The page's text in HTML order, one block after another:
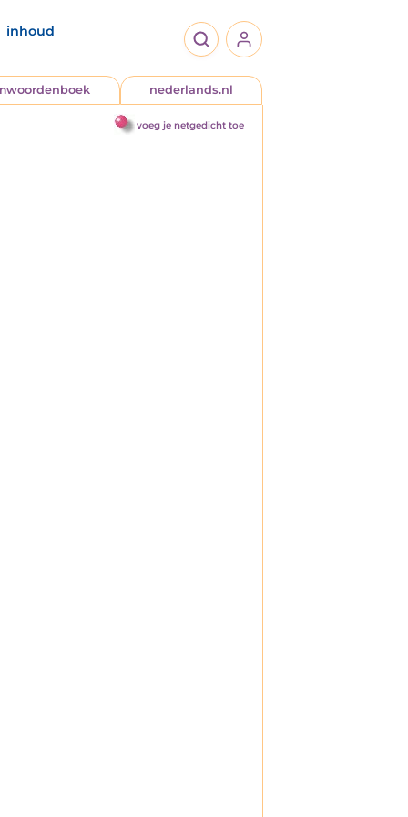
inhoud
nederlands.nl
voeg je netgedicht toe